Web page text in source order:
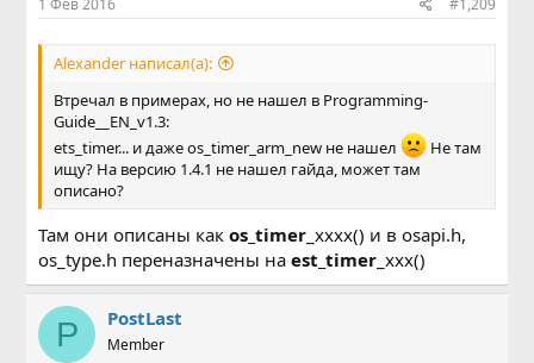
Alexander написал(а):
Втречал в примерах, но не нашел в Programming-
Guide__EN_v1.3:
ets_timer... и даже os_timer_arm_new не нашел
Не там
ищу? На версию 1.4.1 не нашел гайда, может там
описано?
Там они описаны какos_timer _xxxx() и в osapi.h,
os_type.h переназначены наest_timer _xxx()
P PostLast
Member